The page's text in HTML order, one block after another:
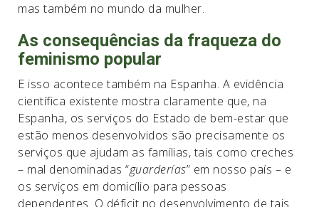
mas também no mundo da mulher.
As consequências da fraqueza do
feminismo popular
E isso acontece também na Espanha. A evidência
científica existente mostra claramente que, na
Espanha, os serviços do Estado de bem-estar que
estão menos desenvolvidos são precisamente os
serviços que ajudam as famílias, tais como creches
– mal denominadas “guarderías” em nosso país – e
os serviços em domicílio para pessoas
dependentes. O déficit no desenvolvimento de tais